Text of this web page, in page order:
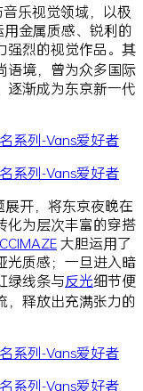
乐视觉领域，以极
金属质感、锐利的
强烈的视觉作品。其
语境，曾为众多国际
逐渐成为东京新一代
展开，将东京夜晚在
化为层次丰富的穿搭
大胆运用了
光质感；一旦进入暗
绿线条与反光细节便
，释放出充满张力的